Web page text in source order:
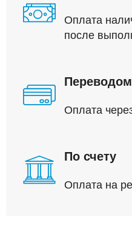
Оплата
после
Переводом
Оплата
По счету
Оплата на